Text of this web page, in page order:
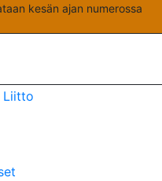
kesän ajan numerossa